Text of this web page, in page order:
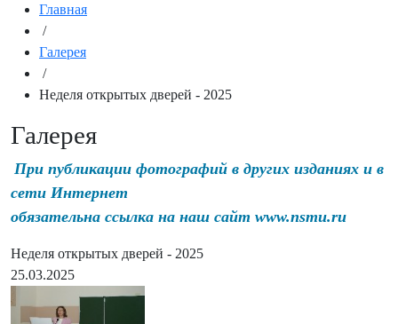
Главная
/
Галерея
/
Неделя открытых дверей - 2025
Галерея
При публикации фотографий в других изданиях и в
сети Интернет
обязательна ссылка на наш сайт www.nsmu.ru
Неделя открытых дверей - 2025
25.03.2025